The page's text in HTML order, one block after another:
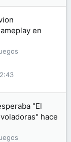
en
"El
hace